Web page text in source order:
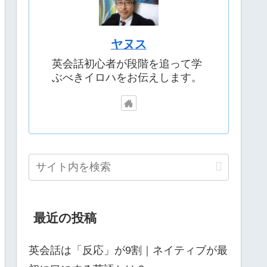
ヤヌス
英会話初心者が段階を追って学
ぶべきイロハをお伝えします。
最近の投稿
英会話は「反応」が9割｜ネイティブが最